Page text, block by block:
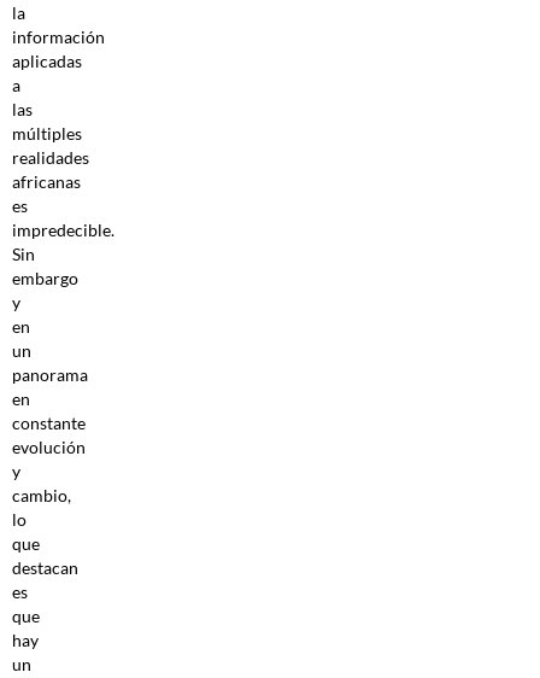
la
información
aplicadas
a
las
múltiples
realidades
africanas
es
impredecible.
Sin
embargo
y
en
un
panorama
en
constante
evolución
y
cambio,
lo
que
destacan
es
que
hay
un